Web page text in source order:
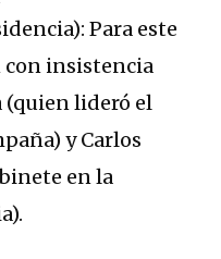
Para este
con insistencia
(quien lideró el
y Carlos
en la